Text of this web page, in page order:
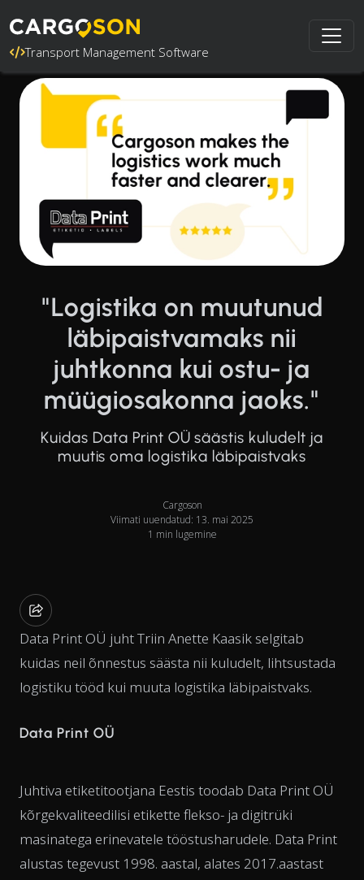
Transport Management Software
"Logistika on muutunud
läbipaistvamaks nii
juhtkonna kui ostu- ja
müügiosakonna jaoks."
Kuidas Data Print OÜ säästis kuludelt ja
muutis oma logistika läbipaistvaks
Cargoson
Viimati uuendatud: 13. mai 2025
1 min lugemine
Data Print OÜ juht Triin Anette Kaasik selgitab
kuidas neil õnnestus säästa nii kuludelt, lihtsustada
logistiku tööd kui muuta logistika läbipaistvaks.
Data Print OÜ
Juhtiva etiketitootjana Eestis toodab Data Print OÜ
kõrgekvaliteedilisi etikette flekso- ja digitrüki
masinatega erinevatele tööstusharudele. Data Print
alustas tegevust 1998. aastal, alates 2017.aastast